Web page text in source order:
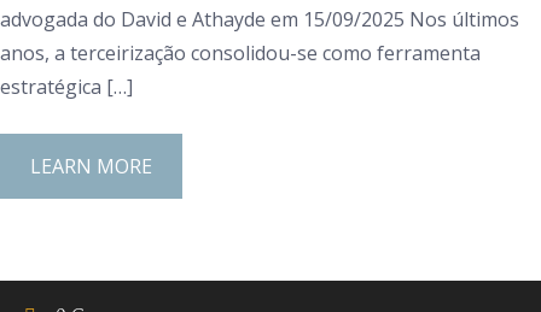
advogada do David e Athayde em 15/09/2025 Nos últimos
anos, a terceirização consolidou-se como ferramenta
estratégica […]
LEARN MORE